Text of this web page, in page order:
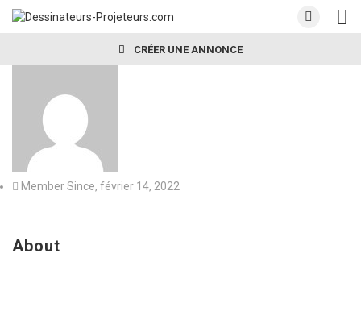
CRÉER UNE ANNONCE
Member Since, février 14, 2022
About